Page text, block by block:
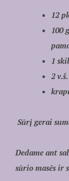
12
100
1
2
Sūrį gerai
Dedame ant
sūrio masės ir